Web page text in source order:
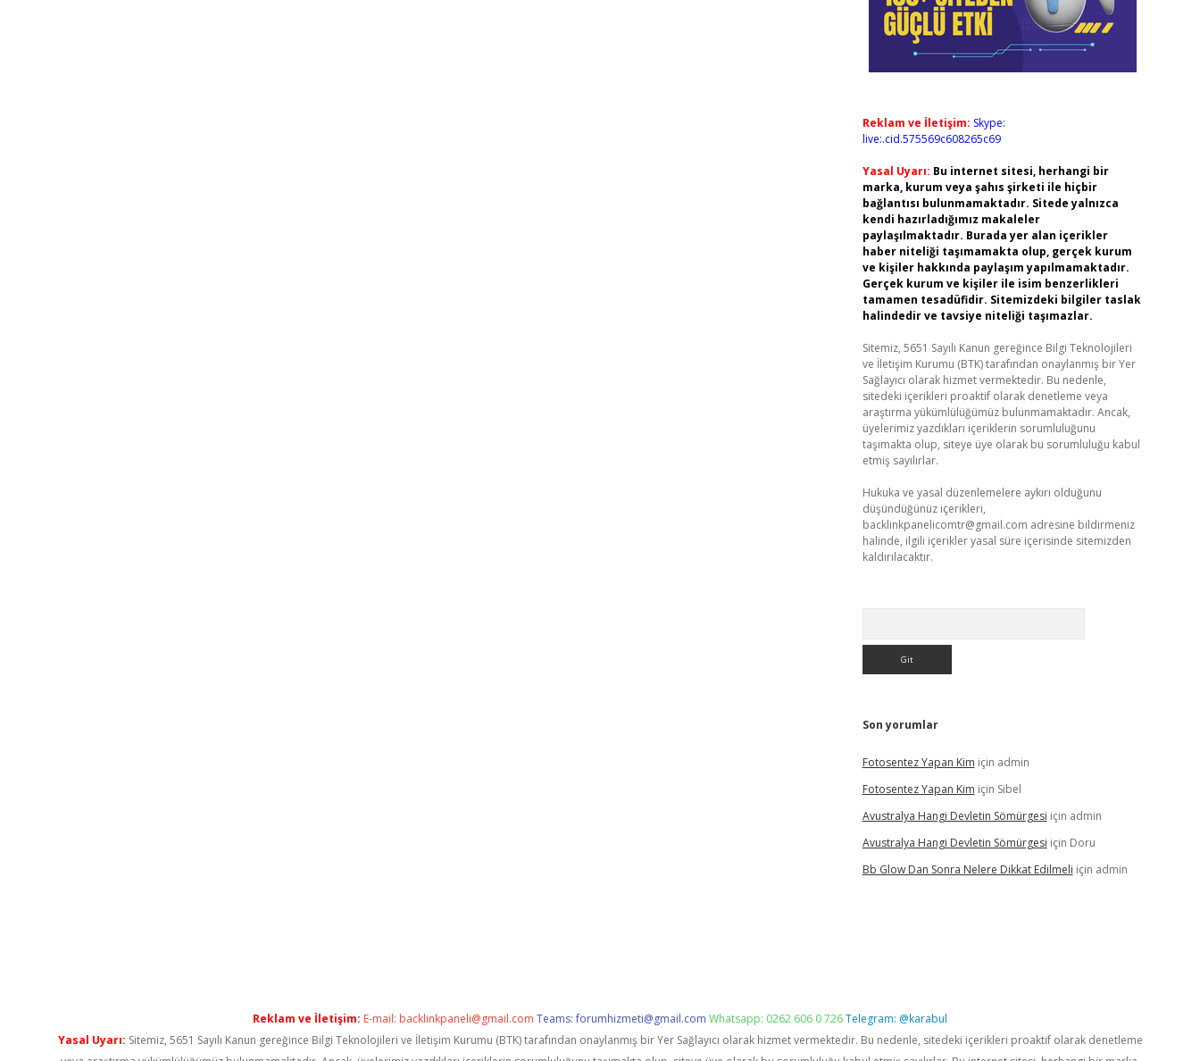
Reklam ve İletişim: Skype:
live:.cid.575569c608265c69
Yasal Uyarı: Bu internet sitesi, herhangi bir
marka, kurum veya şahıs şirketi ile hiçbir
bağlantısı bulunmamaktadır. Sitede yalnızca
kendi hazırladığımız makaleler
paylaşılmaktadır. Burada yer alan içerikler
haber niteliği taşımamakta olup, gerçek kurum
ve kişiler hakkında paylaşım yapılmamaktadır.
Gerçek kurum ve kişiler ile isim benzerlikleri
tamamen tesadüfidir. Sitemizdeki bilgiler taslak
halindedir ve tavsiye niteliği taşımazlar.
Sitemiz, 5651 Sayılı Kanun gereğince Bilgi Teknolojileri
ve İletişim Kurumu (BTK) tarafından onaylanmış bir Yer
Sağlayıcı olarak hizmet vermektedir. Bu nedenle,
sitedeki içerikleri proaktif olarak denetleme veya
araştırma yükümlülüğümüz bulunmamaktadır. Ancak,
üyelerimiz yazdıkları içeriklerin sorumluluğunu
taşımakta olup, siteye üye olarak bu sorumluluğu kabul
etmiş sayılırlar.
Hukuka ve yasal düzenlemelere aykırı olduğunu
düşündüğünüz içerikleri,
backlinkpanelicomtr@gmail.com adresine bildirmeniz
halinde, ilgili içerikler yasal süre içerisinde sitemizden
kaldırılacaktır.
Son yorumlar
Fotosentez Yapan Kim için admin
Fotosentez Yapan Kim için Sibel
Avustralya Hangi Devletin Sömürgesi için admin
Avustralya Hangi Devletin Sömürgesi için Doru
Bb Glow Dan Sonra Nelere Dikkat Edilmeli için admin
Reklam ve İletişim: E-mail: backlinkpaneli@gmail.com Teams:forumhizmeti@gmail.com Whatsapp: 0262 606 0 726Telegram: @karabul
Yasal Uyarı: Sitemiz, 5651 Sayılı Kanun gereğince Bilgi Teknolojileri ve İletişim Kurumu (BTK) tarafından onaylanmış bir Yer Sağlayıcı olarak hizmet vermektedir. Bu nedenle, sitedeki içerikleri proaktif olarak denetleme